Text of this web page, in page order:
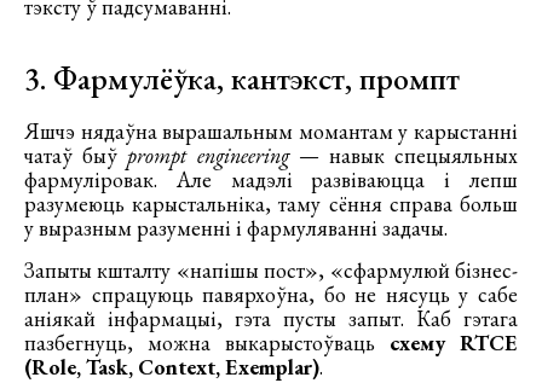
тэксту ў падсумаванні.
3. Фармулёўка, кантэкст, промпт
Яшчэ нядаўна вырашальным момантам у карыстанні
чатаў быўprompt engineering— навык спецыяльных
фармуліровак. Але мадэлі развіваюцца і лепш
разумеюць карыстальніка, таму сёння справа больш
у выразным разуменні і фармуляванні задачы.
Запыты кшталту «напішы пост», «сфармулюй бізнес-
план» спрацуюць павярхоўна, бо не нясуць у сабе
аніякай інфармацыі, гэта пусты запыт. Каб гэтага
пазбегнуць, можна выкарыстоўваць схему RTCE
(Role, Task, Context, Exemplar).